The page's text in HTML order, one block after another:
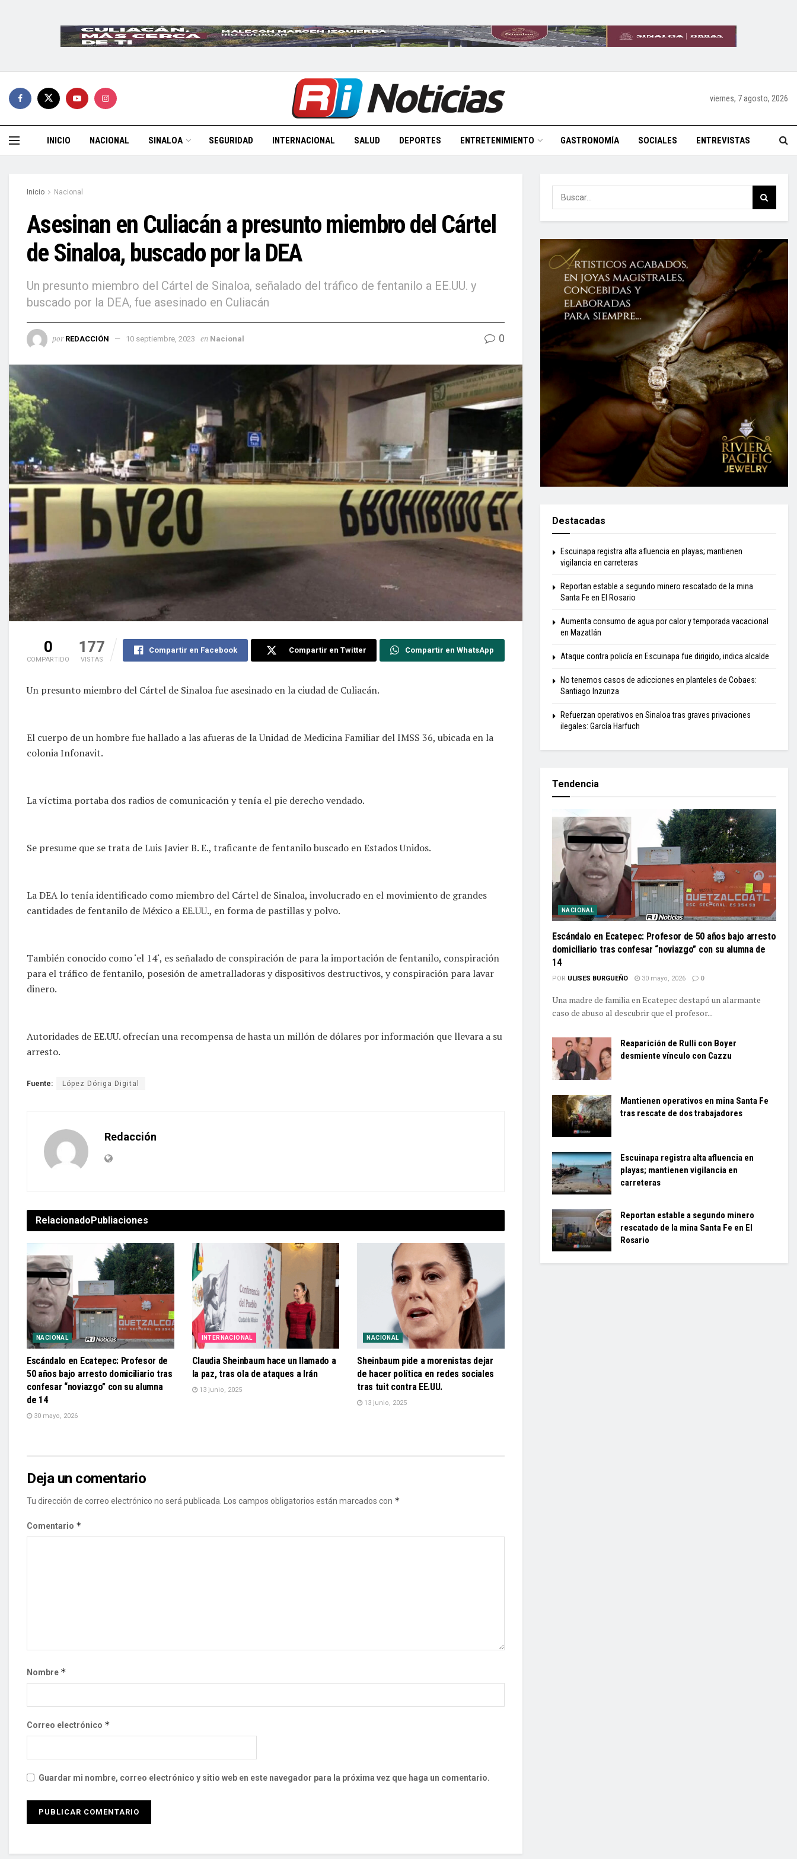
viernes, 7 agosto, 2026
INICIO NACIONAL SINALOA SEGURIDAD INTERNACIONAL SALUD DEPORTES ENTRETENIMIENTO GASTRONOMÍA SOCIALES ENTREVISTAS
Inicio Nacional
Asesinan en Culiacán a presunto miembro del Cártel
de Sinaloa, buscado por la DEA
Un presunto miembro del Cártel de Sinaloa, señalado del tráfico de fentanilo a EE.UU. y
buscado por la DEA, fue asesinado en Culiacán
por REDACCIÓN 10 septiembre, 2023 en Nacional 0
0
COMPARTIDO
177
VISTAS
Compartir en Facebook Compartir en Twitter Compartir en WhatsApp
Un presunto miembro del Cártel de Sinaloa fue asesinado en la ciudad de Culiacán.
El cuerpo de un hombre fue hallado a las afueras de la Unidad de Medicina Familiar del IMSS 36, ubicada en la
colonia Infonavit.
La víctima portaba dos radios de comunicación y tenía el pie derecho vendado.
Se presume que se trata de Luis Javier B. E., traficante de fentanilo buscado en Estados Unidos.
La DEA lo tenía identificado como miembro del Cártel de Sinaloa, involucrado en el movimiento de grandes
cantidades de fentanilo de México a EE.UU., en forma de pastillas y polvo.
También conocido como ‘el 14‘, es señalado de conspiración de para la importación de fentanilo, conspiración
para el tráfico de fentanilo, posesión de ametralladoras y dispositivos destructivos, y conspiración para lavar
dinero.
Autoridades de EE.UU. ofrecían una recompensa de hasta un millón de dólares por información que llevara a su
arresto.
Fuente: López Dóriga Digital
Redacción
RelacionadoPubliaciones
NACIONAL
Escándalo en Ecatepec: Profesor de
50 años bajo arresto domiciliario tras
confesar “noviazgo” con su alumna
de 14
30 mayo, 2026
INTERNACIONAL
Claudia Sheinbaum hace un llamado a
la paz, tras ola de ataques a Irán
13 junio, 2025
NACIONAL
Sheinbaum pide a morenistas dejar
de hacer política en redes sociales
tras tuit contra EE.UU.
13 junio, 2025
Deja un comentario
Tu dirección de correo electrónico no será publicada. Los campos obligatorios están marcados con *
Comentario *
Nombre *
Correo electrónico *
Guardar mi nombre, correo electrónico y sitio web en este navegador para la próxima vez que haga un comentario.
Destacadas
Escuinapa registra alta afluencia en playas; mantienen
vigilancia en carreteras
Reportan estable a segundo minero rescatado de la mina
Santa Fe en El Rosario
Aumenta consumo de agua por calor y temporada vacacional
en Mazatlán
Ataque contra policía en Escuinapa fue dirigido, indica alcalde
No tenemos casos de adicciones en planteles de Cobaes:
Santiago Inzunza
Refuerzan operativos en Sinaloa tras graves privaciones
ilegales: García Harfuch
Tendencia
NACIONAL
Escándalo en Ecatepec: Profesor de 50 años bajo arresto
domiciliario tras confesar “noviazgo” con su alumna de
14
POR ULISES BURGUEÑO 30 mayo, 2026 0
Una madre de familia en Ecatepec destapó un alarmante
caso de abuso al descubrir que el profesor...
Reaparición de Rulli con Boyer
desmiente vínculo con Cazzu
Mantienen operativos en mina Santa Fe
tras rescate de dos trabajadores
Escuinapa registra alta afluencia en
playas; mantienen vigilancia en
carreteras
Reportan estable a segundo minero
rescatado de la mina Santa Fe en El
Rosario